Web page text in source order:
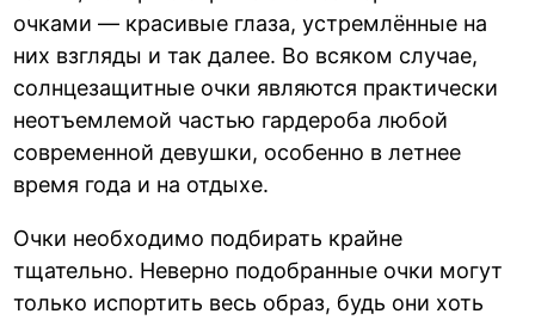
очками — красивые глаза, устремлённые на
них взгляды и так далее. Во всяком случае,
солнцезащитные очки являются практически
неотъемлемой частью гардероба любой
современной девушки, особенно в летнее
время года и на отдыхе.
Очки необходимо подбирать крайне
тщательно. Неверно подобранные очки могут
только испортить весь образ, будь они хоть